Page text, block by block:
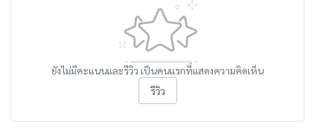
ยังไม่มีคะแนนและรีวิว เป็นคนแรกที่แสดงความคิดเห็น
รีวิว